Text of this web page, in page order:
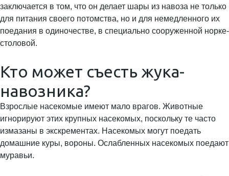
заключается в том, что он делает шары из навоза не только
для питания своего потомства, но и для немедленного их
поедания в одиночестве, в специально сооруженной норке-
столовой.
Кто может съесть жука-
навозника?
Взрослые насекомые имеют мало врагов. Животные
игнорируют этих крупных насекомых, поскольку те часто
измазаны в экскрементах. Насекомых могут поедать
домашние куры, вороны. Ослабленных насекомых поедают
муравьи.